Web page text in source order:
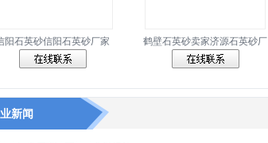
阳石英砂信阳石英砂厂家 鹤壁石英砂卖家济源石英砂厂
新闻